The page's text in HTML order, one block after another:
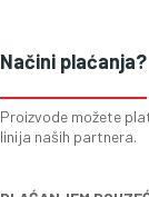
Načini plaćanja?
Proizvode možete
linija naših partnera.